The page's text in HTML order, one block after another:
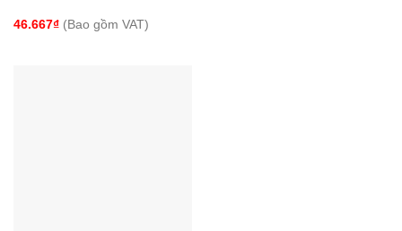
46.667₫(Bao gồm VAT)